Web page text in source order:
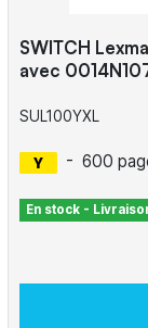
SWITCH
avec
SUL100YXL
- 600
En stock -